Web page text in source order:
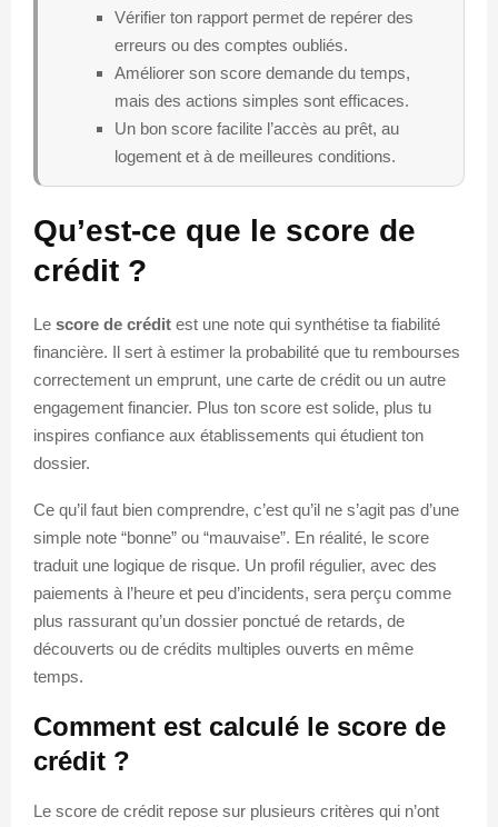
Vérifier ton rapport permet de repérer des
erreurs ou des comptes oubliés.
Améliorer son score demande du temps,
mais des actions simples sont efficaces.
Un bon score facilite l’accès au prêt, au
logement et à de meilleures conditions.
Qu’est-ce que le score de
crédit ?
Le score de crédit est une note qui synthétise ta fiabilité
financière. Il sert à estimer la probabilité que tu rembourses
correctement un emprunt, une carte de crédit ou un autre
engagement financier. Plus ton score est solide, plus tu
inspires confiance aux établissements qui étudient ton
dossier.
Ce qu’il faut bien comprendre, c’est qu’il ne s’agit pas d’une
simple note “bonne” ou “mauvaise”. En réalité, le score
traduit une logique de risque. Un profil régulier, avec des
paiements à l’heure et peu d’incidents, sera perçu comme
plus rassurant qu’un dossier ponctué de retards, de
découverts ou de crédits multiples ouverts en même
temps.
Comment est calculé le score de
crédit ?
Le score de crédit repose sur plusieurs critères qui n’ont